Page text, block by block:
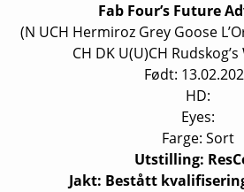
Fab Four’s Future
(N UCH Hermiroz Grey Goose
CH DK U(U)CH
Født:
HD:
Eyes:
Farge: Sort
Utstilling:
Jakt: Bestått